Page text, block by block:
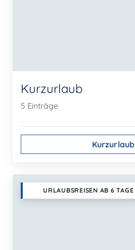
Kurzurlaub
5 Einträge
Kurzurlaub
URLAUBSREISEN AB 6 TAGE